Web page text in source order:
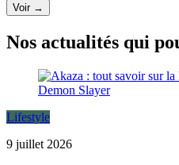
Voir →
Nos actualités qui
Lifestyle
9 juillet 2026